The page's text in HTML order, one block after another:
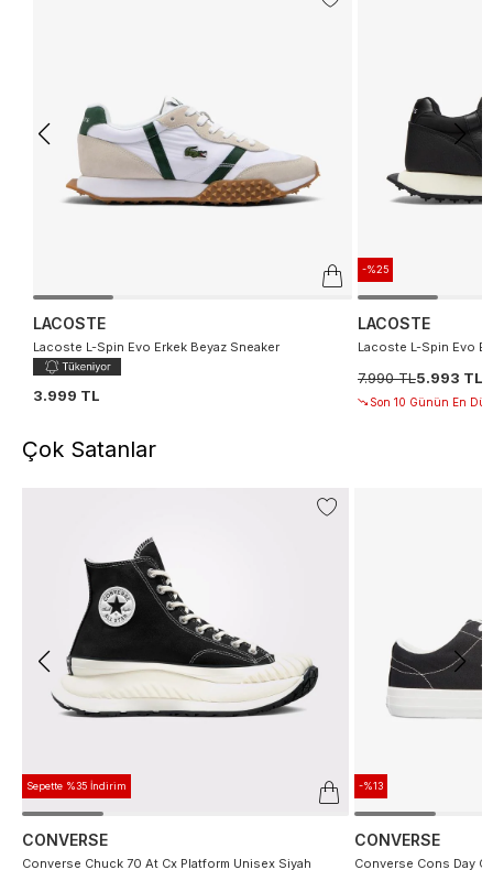
LACOSTE
Lacoste L-Spin Evo Erkek Beyaz Sneaker
3.999 TL
-%25
LACOSTE
Lacoste L-Spin Evo
7.990 TL5.993 TL
Son 10 Günün En
Çok Satanlar
Sepette %35 İndirim
CONVERSE
Converse Chuck 70 At Cx Platform Unisex Siyah
-%13
CONVERSE
Converse Cons Day